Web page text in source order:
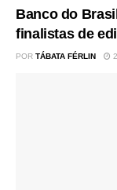
Banco do
finalistas de
POR TÁBATA FÉRLIN